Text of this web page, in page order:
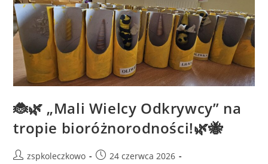
🐞🌿 „Mali Wielcy Odkrywcy” na
tropie bioróżnorodności!🌿🐝
zspkoleczkowo
24 czerwca 2026